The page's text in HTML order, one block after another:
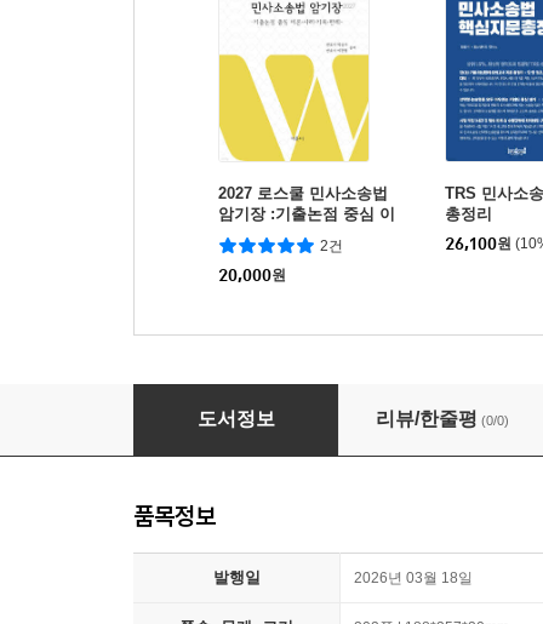
2027 로스쿨 민사소송법
암기장 :기출논점 중심 이
론·사례·기록·판례
2건
20,000원
TRS 민사소
총정리
26,100원
2027 민사소송법 예상 사례와 CBT답안
도서정보 리뷰/한줄평 (0/0)
품목정보
발행일 2026년 03월 18일